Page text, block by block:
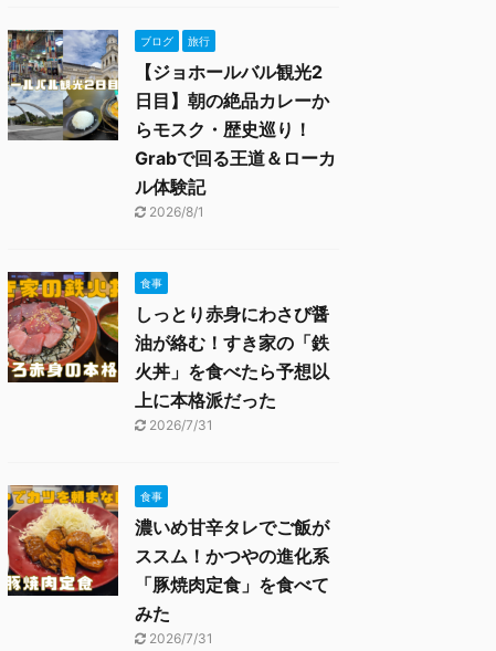
ブログ 旅行
【ジョホールバル観光2
日目】朝の絶品カレーか
らモスク・歴史巡り！
Grabで回る王道＆ローカ
ル体験記
2026/8/1
食事
しっとり赤身にわさび醤
油が絡む！すき家の「鉄
火丼」を食べたら予想以
上に本格派だった
2026/7/31
食事
濃いめ甘辛タレでご飯が
ススム！かつやの進化系
「豚焼肉定食」を食べて
みた
2026/7/31